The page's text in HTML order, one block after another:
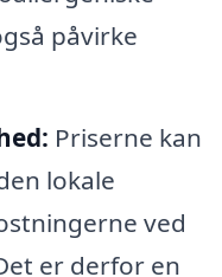
påvirke
Priserne kan
lokale
ved
er derfor en